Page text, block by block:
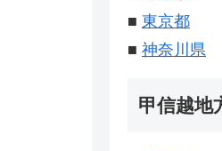
■ 東京都
■ 神奈川県
甲信越地